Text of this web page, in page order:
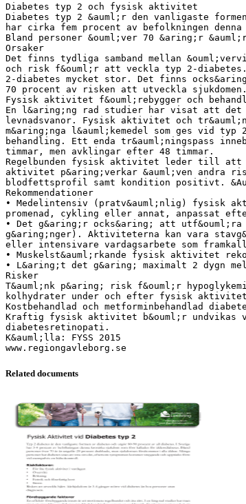
Diabetes typ 2 och fysisk aktivitet
Diabetes typ 2 &auml;r den vanligaste
har cirka fem procent av befolkningen
Bland personer &ouml;ver 70 &aring;r
Orsaker
Det finns tydliga samband mellan
och risk f&ouml;r att veckla typ 2-
2-diabetes mycket stor. Det finns
70 procent av risken att utveckla sjukdomen.
Fysisk aktivitet f&ouml;rebygger och
En l&aring;ng rad studier har visat att det
levnadsvanor. Fysisk aktivitet och
m&aring;nga l&auml;kemedel som ges vid
behandling. Ett enda tr&auml;ningspass
timmar, men avklingar efter 48 timmar.
Regelbunden fysisk aktivitet leder till att
aktivitet p&aring;verkar &auml;ven andra
blodfettsprofil samt kondition positivt.
Rekommendationer
• Medelintensiv (pratv&auml;nlig) fysisk
promenad, cykling eller annat, anpassat
• Det g&aring;r ocks&aring; att
g&aring;nger). Aktiviteterna kan vara
eller intensivare vardagsarbete som
• Muskelst&auml;rkande fysisk aktivitet
• L&aring;t det g&aring; maximalt 2 dygn
Risker
T&auml;nk p&aring; risk f&ouml;r
kolhydrater under och efter fysisk aktivitet.
Kostbehandlad och metforminbehandlad
Kraftig fysisk aktivitet b&ouml;r undvikas
diabetesretinopati.
K&auml;lla: FYSS 2015
Related documents